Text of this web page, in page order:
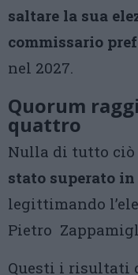
saltare la sua
commissario
nel 2027.
Quorum
quattro
Nulla di tutto ciò
stato superato
legittimando
Pietro
Questi i risultati